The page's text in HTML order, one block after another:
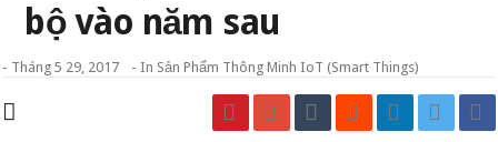
bộ vào năm sau
- Tháng 5 29, 2017 - In Sản Phẩm Thông Minh IoT (Smart Things)